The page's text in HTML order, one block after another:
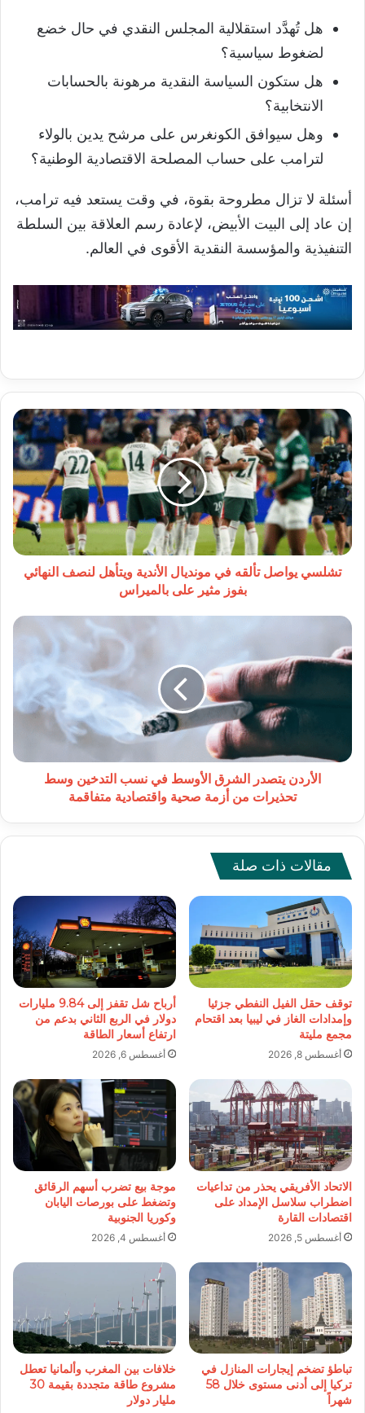
هل تُهدَّد استقلالية المجلس النقدي في حال خضع
لضغوط سياسية؟
هل ستكون السياسة النقدية مرهونة بالحسابات
الانتخابية؟
وهل سيوافق الكونغرس على مرشح يدين بالولاء
لترامب على حساب المصلحة الاقتصادية الوطنية؟
أسئلة لا تزال مطروحة بقوة، في وقت يستعد فيه ترامب،
إن عاد إلى البيت الأبيض، لإعادة رسم العلاقة بين السلطة
التنفيذية والمؤسسة النقدية الأقوى في العالم.
تشلسي
يواصل
تألقه
في
مونديال
الأندية
ويتأهل
لنصف
النهائي
بفوز
بالميراس
تشلسي يواصل تألقه في مونديال الأندية ويتأهل لنصف النهائي
بفوز مثير على بالميراس
الأردن
الشرق
تحذيرات
الأردن يتصدر الشرق الأوسط في نسب التدخين وسط
تحذيرات من أزمة صحية واقتصادية متفاقمة
مقالات ذات صلة
توقف حقل الفيل النفطي جزئيا
وإمدادات الغاز في ليبيا بعد اقتحام
مجمع مليتة
أغسطس 8, 2026
أرباح شل تقفز إلى 9.84 مليارات
دولار في الربع الثاني بدعم من
ارتفاع أسعار الطاقة
أغسطس 6, 2026
الاتحاد الأفريقي يحذر من تداعيات
اضطراب سلاسل الإمداد على
اقتصادات القارة
أغسطس 5, 2026
موجة بيع تضرب أسهم الرقائق
وتضغط على بورصات اليابان
وكوريا الجنوبية
أغسطس 4, 2026
تباطؤ تضخم إيجارات المنازل في
تركيا إلى أدنى مستوى خلال 58
شهراً
خلافات بين المغرب وألمانيا تعطل
مشروع طاقة متجددة بقيمة 30
مليار دولار